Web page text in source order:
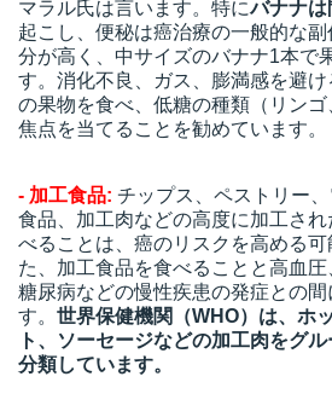
マラル氏は言います。特にバナナは
起こし、便秘は癌治療の一般的な
分が高く、中サイズのバナナ1本で
す。消化不良、ガス、膨満感を避
の果物を食べ、低糖の種類（リン
焦点を当てることを勧めています。
- 加工食品: チップス、ペストリー
食品、加工肉などの高度に加工さ
べることは、癌のリスクを高める可
た、加工食品を食べることと高血圧
糖尿病などの慢性疾患の発症との間
す。 世界保健機関（WHO）は、ホ
ト、ソーセージなどの加工肉をグ
分類しています。